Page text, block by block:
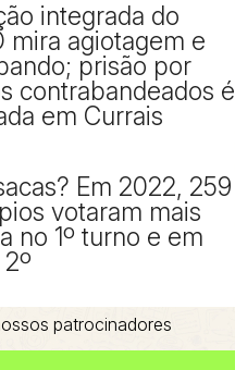
integrada do
mira agiotagem e
prisão por
contrabandeados é
em Currais
Em 2022, 259
votaram mais
no 1º turno e em
patrocinadores